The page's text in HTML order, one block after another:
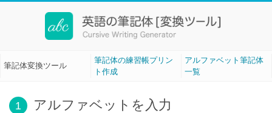
筆記体変換ツール[Cursive Writing]
筆記体変換ツール
筆記体の練習帳プリン
ト作成
アルファベット筆記体
一覧
1 アルファベットを入力